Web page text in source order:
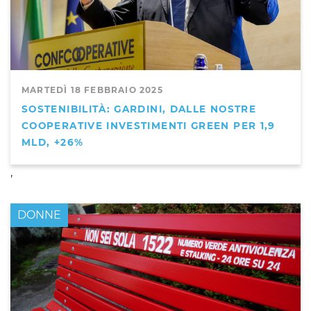
MARTEDÌ 18 FEBBRAIO 2025
SOSTENIBILITÀ: GARDINI, DALLE NOSTRE
COOPERATIVE INVESTIMENTI GREEN PER 1,9
MLD, +26%
,
DONNE